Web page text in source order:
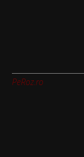
PeRoz.ro